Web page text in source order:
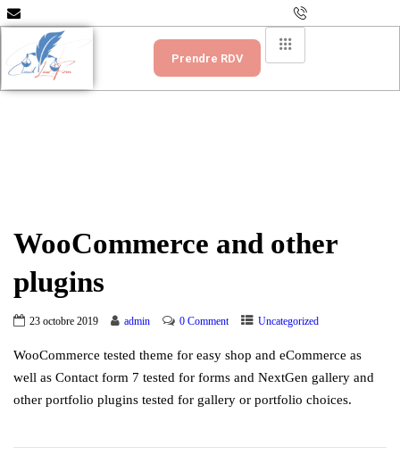
Prendre RDV
WooCommerce and other
plugins
23 octobre 2019 admin 0 Comment Uncategorized
WooCommerce tested theme for easy shop and eCommerce as
well as Contact form 7 tested for forms and NextGen gallery and
other portfolio plugins tested for gallery or portfolio choices.